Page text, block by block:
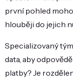
první pohled
hlouběji do jejich
Specializovaný
data, aby
platby? Je